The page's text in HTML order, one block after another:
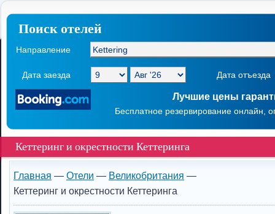
Поиск отелей
Направление
Дата заезда Дата отъезда
Лучшие цены
Бесплатное резервирование онлайн,
Кеттеринг и окрестности Кеттеринга
Главная — Отели — Великобритания —
Кеттеринг и окрестности Кеттеринга